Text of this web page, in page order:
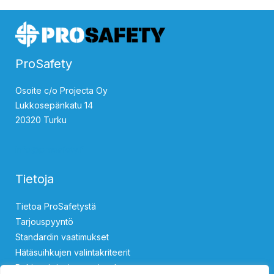
ProSafety
Osoite c/o Projecta Oy
Lukkosepänkatu 14
20320 Turku
Tietoja
Tietoa ProSafetystä
Tarjouspyyntö
Standardin vaatimukset
Hätäsuihkujen valintakriteerit
Rekisteri- ja tietosuojaseloste